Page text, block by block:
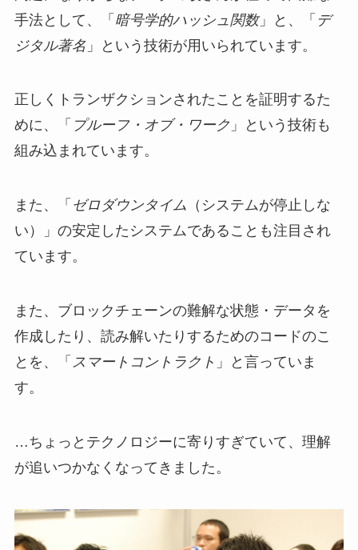
手法として、「 暗号学的ハッシュ関数」と、「 デ
ジタル著名」という技術が用いられています。
正しくトランザクションされたことを証明するた
めに、「 プルーフ・オブ・ワーク 」という技術も
組み込まれています。
また、「 ゼロダウンタイム （システムが停止しな
い）」の安定したシステムであることも注目され
ています。
また、ブロックチェーンの難解な状態・データを
作成したり、読み解いたりするためのコードのこ
とを、「 スマートコントラクト 」と言っていま
す。
…ちょっとテクノロジーに寄りすぎていて、理解
が追いつかなくなってきました。